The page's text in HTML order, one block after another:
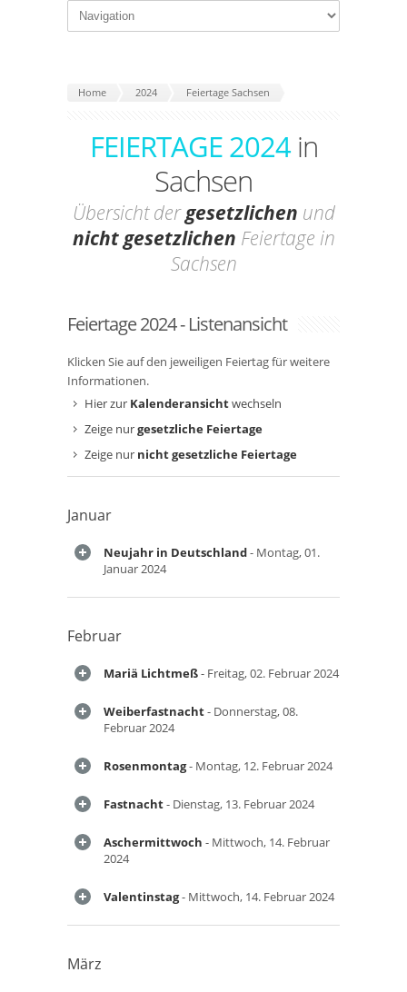
Home 2024 Feiertage Sachsen
FEIERTAGE 2024in
Sachsen
Übersicht dergesetzlichen und
nicht gesetzlichen Feiertage in
Sachsen
Feiertage 2024 - Listenansicht
Klicken Sie auf den jeweiligen Feiertag für weitere
Informationen.
Hier zur Kalenderansichtwechseln
Zeige nurgesetzliche Feiertage
Zeige nur nicht gesetzliche Feiertage
Januar
Neujahr in Deutschland- Montag, 01.
Januar 2024
Februar
Mariä Lichtmeß- Freitag, 02. Februar 2024
Weiberfastnacht- Donnerstag, 08.
Februar 2024
Rosenmontag- Montag, 12. Februar 2024
Fastnacht- Dienstag, 13. Februar 2024
Aschermittwoch - Mittwoch, 14. Februar
2024
Valentinstag- Mittwoch, 14. Februar 2024
März